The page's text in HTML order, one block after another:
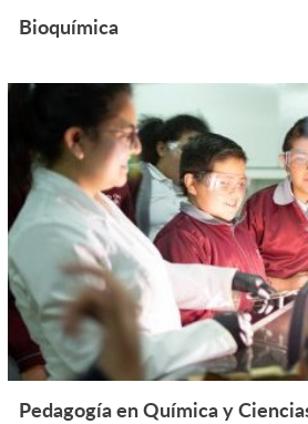
Bioquímica
Pedagogía en Química y